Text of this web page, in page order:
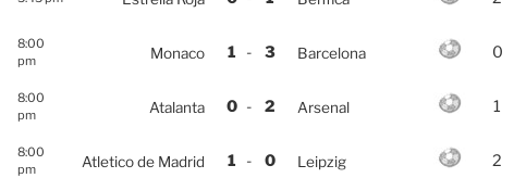
8:00
pm
Monaco 1 - 3 Barcelona 0
8:00
pm
Atalanta 0 - 2 Arsenal 1
8:00
pm
Atletico de Madrid 1 - 0 Leipzig 2